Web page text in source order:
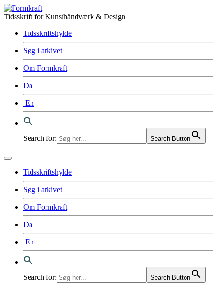
Tidsskrift for Kunsthåndværk & Design
Tidsskriftshylde
Søg i arkivet
Om Formkraft
Da
En
Search for: Search Button
Tidsskriftshylde
Søg i arkivet
Om Formkraft
Da
En
Search for: Search Button